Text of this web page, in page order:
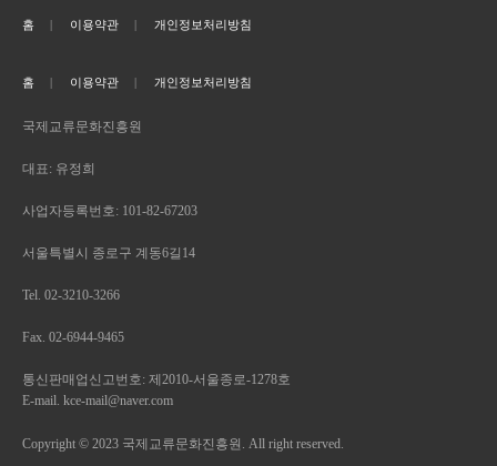
홈 이용약관 개인정보처리방침
홈 이용약관 개인정보처리방침
국제교류문화진흥원
대표: 유정희
사업자등록번호: 101-82-67203
서울특별시 종로구 계동6길14
Tel. 02-3210-3266
Fax. 02-6944-9465
통신판매업신고번호: 제2010-서울종로-1278호
E-mail. kce-mail@naver.com
Copyright © 2023 국제교류문화진흥원. All right reserved.